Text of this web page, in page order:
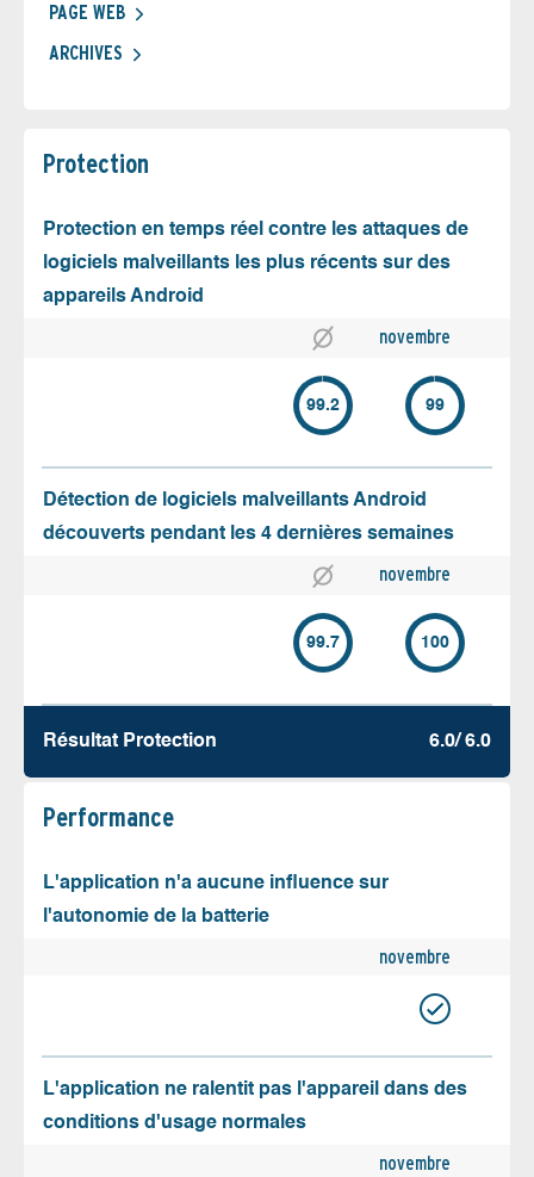
PAGE WEB
ARCHIVES
Protection
Protection en temps réel contre les attaques de
logiciels malveillants les plus récents sur des
appareils Android
novembre
99.2 99
Détection de logiciels malveillants Android
découverts pendant les 4 dernières semaines
novembre
99.7 100
Résultat Protection 6.0/ 6.0
Performance
L'application n'a aucune influence sur
l'autonomie de la batterie
novembre
L'application ne ralentit pas l'appareil dans des
conditions d'usage normales
novembre